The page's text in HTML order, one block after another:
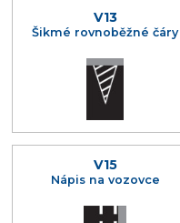
V13
Šikmé rovnoběžné čáry
V15
Nápis na vozovce